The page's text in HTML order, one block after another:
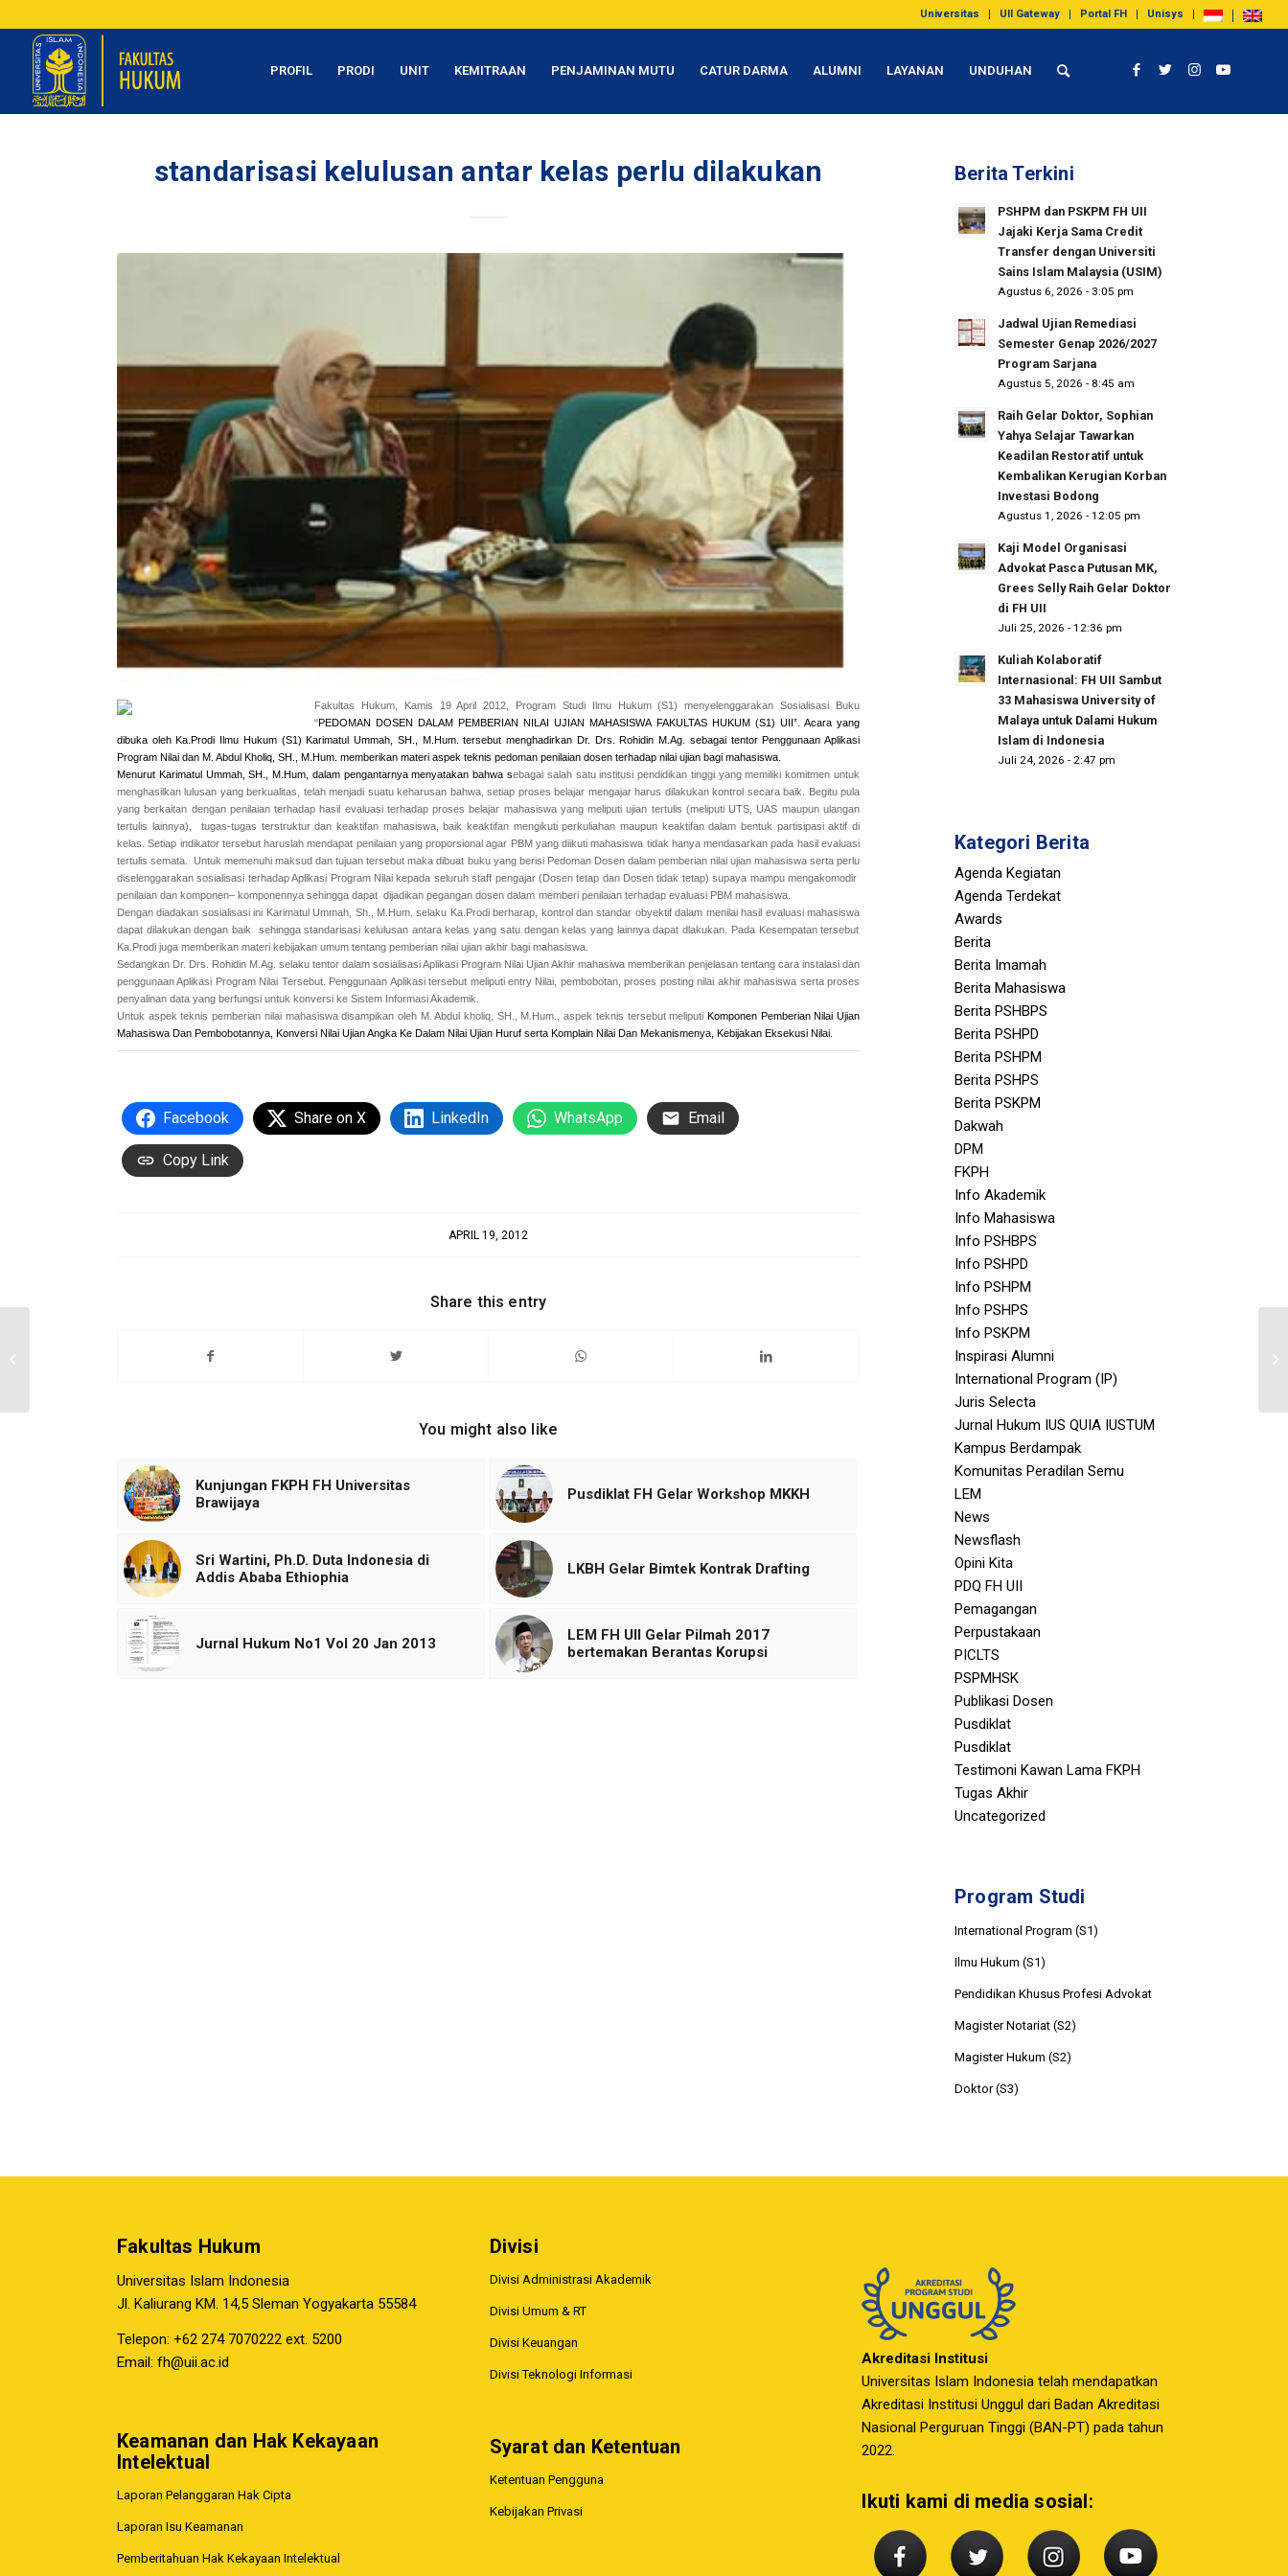
Universitas UII Gateway Portal FH Unisys
PROFIL PRODI UNIT KEMITRAAN PENJAMINAN MUTU CATUR DARMA ALUMNI LAYANAN UNDUHAN
standarisasi kelulusan antar kelas perlu dilakukan
Fakultas Hukum, Kamis 19 April 2012, Program Studi Ilmu Hukum (S1) menyelenggarakan Sosialisasi Buku
“PEDOMAN DOSEN DALAM PEMBERIAN NILAI UJIAN MAHASISWA FAKULTAS HUKUM (S1) UII”. Acara yang
dibuka oleh Ka.Prodi Ilmu Hukum (S1) Karimatul Ummah, SH., M.Hum. tersebut menghadirkan Dr. Drs. Rohidin M.Ag. sebagai tentor Penggunaan Aplikasi
Program Nilai dan M. Abdul Kholiq, SH., M.Hum. memberikan materi aspek teknis pedoman penilaian dosen terhadap nilai ujian bagi mahasiswa.
Menurut Karimatul Ummah, SH., M.Hum, dalam pengantarnya menyatakan bahwa sebagai salah satu institusi pendidikan tinggi yang memiliki komitmen untuk
menghasilkan lulusan yang berkualitas, telahmenjadi suatu keharusan bahwa, setiap proses belajar mengajar harus dilakukan kontrol secara baik. Begitu pula
yang berkaitan dengan penilaian terhadap hasil evaluasi terhadap proses belajar mahasiswa yang meliputi ujian tertulis (meliputi UTS, UAS maupun ulangan
tertulis lainnya),
tugas-tugas terstruktur dan keaktifan mahasiswa, baik keaktifan mengikuti perkuliahan maupun keaktifan dalam bentuk partisipasi aktif di
kelas. Setiap indikator tersebut haruslah mendapat penilaian yang proporsional agar PBM yang diikuti mahasiswa tidak hanya mendasarkan pada hasil evaluasi
tertulis semata.
Untuk memenuhi maksud dan tujuan tersebutmakadibuat buku yang berisi Pedoman Dosen dalam pemberian nilai ujian mahasiswaserta perlu
diselenggarakan sosialisasi terhadap Aplikasi Program Nilaikepada seluruh staff pengajar (Dosen tetap dan Dosen tidak tetap) supaya mampumengakomodir
penilaian dan komponen– komponennya sehingga dapat dijadikan pegangan dosen dalam memberi penilaian terhadap evaluasi PBM mahasiswa.
Dengan diadakan sosialisasi ini Karimatul Ummah, Sh., M.Hum. selaku Ka.Prodi berharap, kontrol dan standar obyektif dalam menilai hasil evaluasi mahasiswa
dapat dilakukan dengan baik sehingga standarisasi kelulusan antara kelas yang satu dengan kelas yang lainnyadapat dlakukan. Pada Kesempatan tersebut
Ka.Prodi juga memberikan materi kebijakan umum tentang pemberian nilai ujian akhir bagi mahasiswa.
Sedangkan Dr. Drs. Rohidin M.Ag. selaku tentor dalam sosialisasi Aplikasi Program Nilai Ujian Akhir mahasiwa memberikan penjelasan tentang cara instalasi dan
penggunaan Aplikasi Program Nilai Tersebut. Penggunaan Aplikasi tersebut meliputi entry Nilai, pembobotan, proses posting nilai akhir mahasiswa serta proses
penyalinan data yang berfungsi untuk konversi ke Sistem Informasi Akademik.
Untuk aspek teknis pemberian nilai mahasiswa disampikan oleh M. Abdul kholiq, SH., M.Hum., aspek teknis tersebut meliputi Komponen Pemberian Nilai Ujian
Mahasiswa Dan Pembobotannya, Konversi Nilai Ujian Angka Ke Dalam Nilai Ujian Huruf serta Komplain Nilai Dan Mekanismenya, Kebijakan Eksekusi Nilai.
Facebook Share on X LinkedIn WhatsApp Email
Copy Link
APRIL 19, 2012
Share this entry
You might also like
Kunjungan FKPH FH Universitas
Brawijaya
Pusdiklat FH Gelar Workshop MKKH
Sri Wartini, Ph.D. Duta Indonesia di
Addis Ababa Ethiophia
LKBH Gelar Bimtek Kontrak Drafting
Jurnal Hukum No1 Vol 20 Jan 2013
LEM FH UII Gelar Pilmah 2017
bertemakan Berantas Korupsi
Berita Terkini
PSHPM dan PSKPM FH UII
Jajaki Kerja Sama Credit
Transfer dengan Universiti
Sains Islam Malaysia (USIM)
Agustus 6, 2026 - 3:05 pm
Jadwal Ujian Remediasi
Semester Genap 2026/2027
Program Sarjana
Agustus 5, 2026 - 8:45 am
Raih Gelar Doktor, Sophian
Yahya Selajar Tawarkan
Keadilan Restoratif untuk
Kembalikan Kerugian Korban
Investasi Bodong
Agustus 1, 2026 - 12:05 pm
Kaji Model Organisasi
Advokat Pasca Putusan MK,
Grees Selly Raih Gelar Doktor
di FH UII
Juli 25, 2026 - 12:36 pm
Kuliah Kolaboratif
Internasional: FH UII Sambut
33 Mahasiswa University of
Malaya untuk Dalami Hukum
Islam di Indonesia
Juli 24, 2026 - 2:47 pm
Kategori Berita
Agenda Kegiatan
Agenda Terdekat
Awards
Berita
Berita Imamah
Berita Mahasiswa
Berita PSHBPS
Berita PSHPD
Berita PSHPM
Berita PSHPS
Berita PSKPM
Dakwah
DPM
FKPH
Info Akademik
Info Mahasiswa
Info PSHBPS
Info PSHPD
Info PSHPM
Info PSHPS
Info PSKPM
Inspirasi Alumni
International Program (IP)
Juris Selecta
Jurnal Hukum IUS QUIA IUSTUM
Kampus Berdampak
Komunitas Peradilan Semu
LEM
News
Newsflash
Opini Kita
PDQ FH UII
Pemagangan
Perpustakaan
PICLTS
PSPMHSK
Publikasi Dosen
Pusdiklat
Pusdiklat
Testimoni Kawan Lama FKPH
Tugas Akhir
Uncategorized
Program Studi
International Program (S1)
Ilmu Hukum (S1)
Pendidikan Khusus Profesi Advokat
Magister Notariat (S2)
Magister Hukum (S2)
Doktor (S3)
Fakultas Hukum
Universitas Islam Indonesia
Jl. Kaliurang KM. 14,5 Sleman Yogyakarta 55584
Telepon: +62 274 7070222 ext. 5200
Email: fh@uii.ac.id
Keamanan dan Hak Kekayaan
Intelektual
Laporan Pelanggaran Hak Cipta
Laporan Isu Keamanan
Pemberitahuan Hak Kekayaan Intelektual
Divisi
Divisi Administrasi Akademik
Divisi Umum & RT
Divisi Keuangan
Divisi Teknologi Informasi
Syarat dan Ketentuan
Ketentuan Pengguna
Kebijakan Privasi
Akreditasi Institusi
Universitas Islam Indonesia telah mendapatkan
Akreditasi Institusi Unggul dari Badan Akreditasi
Nasional Perguruan Tinggi (BAN-PT) pada tahun
2022.
Ikuti kami di media sosial: